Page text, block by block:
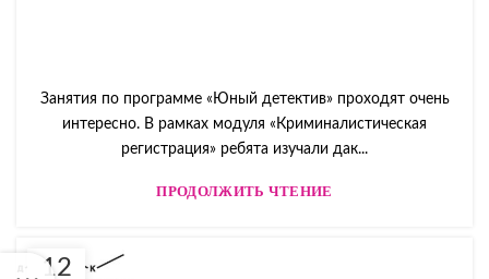
Занятия по программе «Юный детектив» проходят очень
интересно. В рамках модуля «Криминалистическая
регистрация» ребята изучали дак...
ПРОДОЛЖИТЬ ЧТЕНИЕ
12